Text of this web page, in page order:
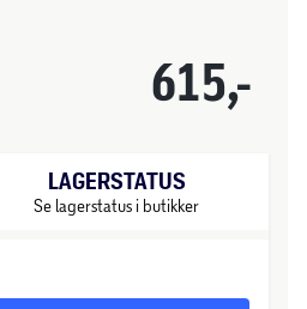
615,-
LAGERSTATUS
Se lagerstatus i butikker